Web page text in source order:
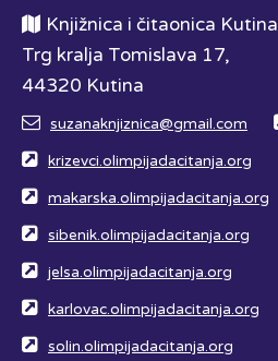
Knjižnica i čitaonica Kutina
Trg kralja Tomislava 17,
44320 Kutina
suzanaknjiznica@gmail.com
krizevci.olimpijadacitanja.org
makarska.olimpijadacitanja.org
sibenik.olimpijadacitanja.org
jelsa.olimpijadacitanja.org
karlovac.olimpijadacitanja.org
solin.olimpijadacitanja.org